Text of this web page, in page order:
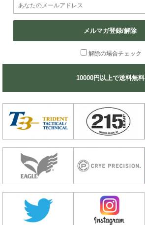
メルマガ登録/解除
解除の場合チェック
10000円以上で送料無料